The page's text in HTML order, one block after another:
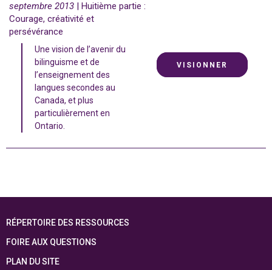
septembre 2013 | Huitième partie :
Courage, créativité et
persévérance
Une vision de l’avenir du
bilinguisme et de
l’enseignement des
langues secondes au
Canada, et plus
particulièrement en
Ontario.
VISIONNER
RÉPERTOIRE DES RESSOURCES
FOIRE AUX QUESTIONS
PLAN DU SITE